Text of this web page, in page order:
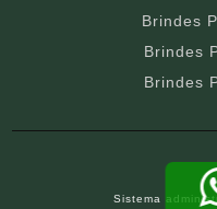
Brindes
Brindes
Brindes
Sistema